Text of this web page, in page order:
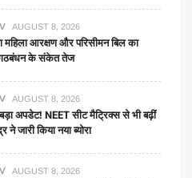
AUGUST 8, 2026
आरक्षण और परिसीमन बिल का
के संकेत तेज
AUGUST 8, 2026
अपडेट! NEET सीट मैट्रिक्स से भी बढ़ीं
जारी किया नया ब्योरा
AUGUST 8, 2026